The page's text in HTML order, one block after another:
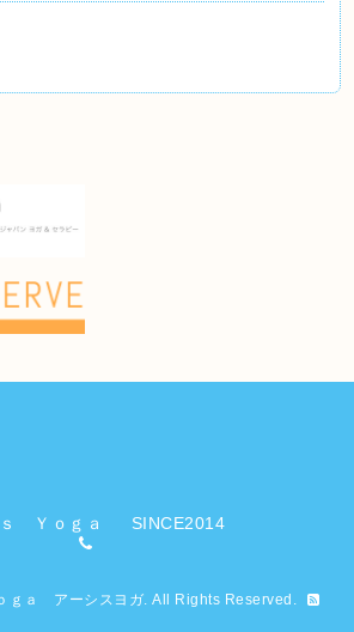
ｓ Ｙｏｇａ SINCE2014
ｇａ アーシスヨガ . All Rights Reserved.